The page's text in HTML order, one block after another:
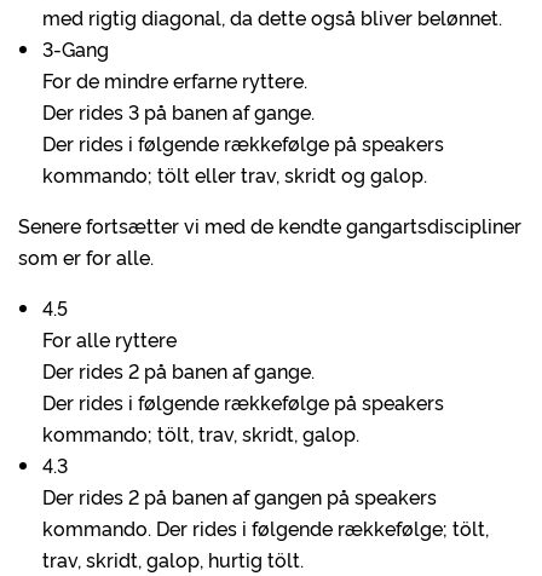
med rigtig diagonal, da dette også bliver belønnet.
3-Gang
For de mindre erfarne ryttere.
Der rides 3 på banen af gange.
Der rides i følgende rækkefølge på speakers
kommando; tölt eller trav, skridt og galop.
Senere fortsætter vi med de kendte gangartsdiscipliner
som er for alle.
4.5
For alle ryttere
Der rides 2 på banen af gange.
Der rides i følgende rækkefølge på speakers
kommando; tölt, trav, skridt, galop.
4.3
Der rides 2 på banen af gangen på speakers
kommando. Der rides i følgende rækkefølge; tölt,
trav, skridt, galop, hurtig tölt.